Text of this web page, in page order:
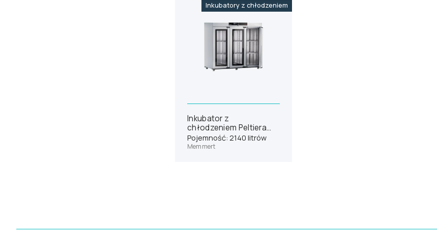
Inkubatory z chłodzeniem
Inkubator z
chłodzeniem Peltiera
Memmert IPP2200eco
Pojemność: 2140 litrów
Memmert